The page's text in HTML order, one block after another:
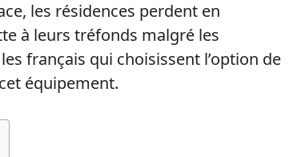
les résidences perdent en
à leurs tréfonds malgré les
français qui choisissent l’option de
équipement.